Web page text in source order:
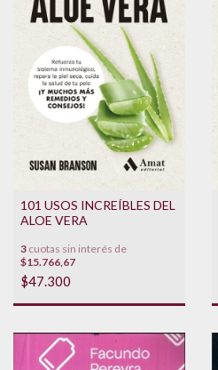
101 USOS INCREÍBLES DEL
ALOE VERA
3 cuotas sin interés de
$15.766,67
$47.300